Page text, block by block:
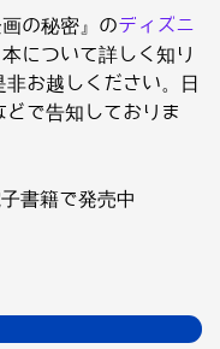
の秘密』のディズニ
について詳しく知り
お越しください。日
で告知しておりま
書籍で発売中